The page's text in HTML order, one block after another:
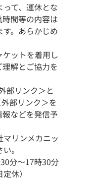
て、運休とな
間等の内容は
。あらかじめ
ットを着用し
解とご協力を
部リンク＞と
外部リンク＞を
などを発信予
リンメカニッ
。
分～17時30分
休）